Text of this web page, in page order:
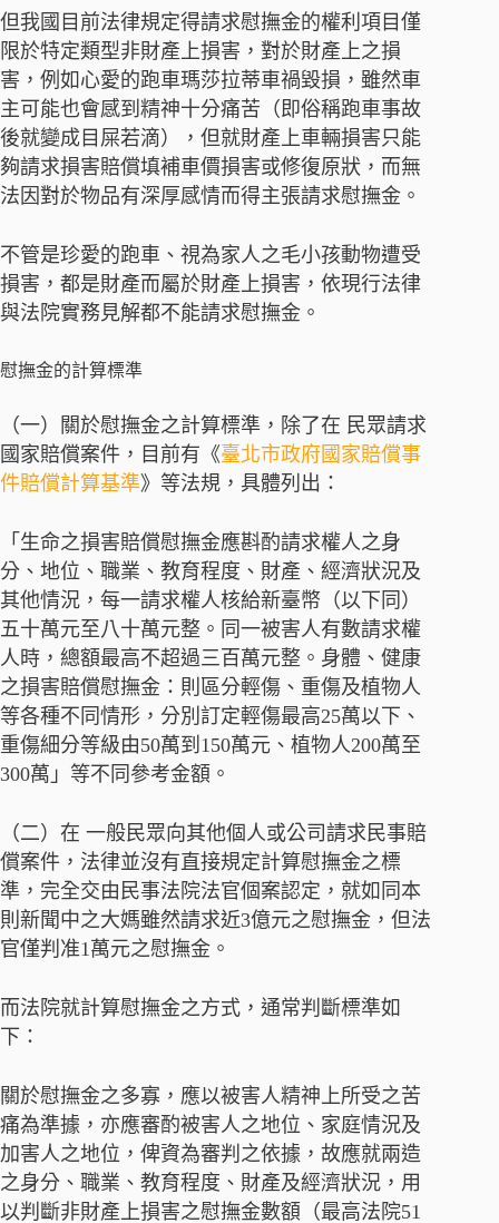
但我國目前法律規定得請求慰撫金的權利項目僅
限於特定類型非財產上損害，對於財產上之損
害，例如心愛的跑車瑪莎拉蒂車禍毀損，雖然車
主可能也會感到精神十分痛苦（即俗稱跑車事故
後就變成目屎若滴），但就財產上車輛損害只能
夠請求損害賠償填補車價損害或修復原狀，而無
法因對於物品有深厚感情而得主張請求慰撫金。
不管是珍愛的跑車、視為家人之毛小孩動物遭受
損害，都是財產而屬於財產上損害，依現行法律
與法院實務見解都不能請求慰撫金。
慰撫金的計算標準
（一）關於慰撫金之計算標準，除了在 民眾請求
國家賠償案件，目前有《臺北市政府國家賠償事
件賠償計算基準》等法規，具體列出：
「生命之損害賠償慰撫金應斟酌請求權人之身
分、地位、職業、教育程度、財產、經濟狀況及
其他情況，每一請求權人核給新臺幣（以下同）
五十萬元至八十萬元整。同一被害人有數請求權
人時，總額最高不超過三百萬元整。身體、健康
之損害賠償慰撫金：則區分輕傷、重傷及植物人
等各種不同情形，分別訂定輕傷最高25萬以下、
重傷細分等級由50萬到150萬元、植物人200萬至
300萬」等不同參考金額。
（二）在 一般民眾向其他個人或公司請求民事賠
償案件，法律並沒有直接規定計算慰撫金之標
準，完全交由民事法院法官個案認定，就如同本
則新聞中之大媽雖然請求近3億元之慰撫金，但法
官僅判准1萬元之慰撫金。
而法院就計算慰撫金之方式，通常判斷標準如
下：
關於慰撫金之多寡，應以被害人精神上所受之苦
痛為準據，亦應審酌被害人之地位、家庭情況及
加害人之地位，俾資為審判之依據，故應就兩造
之身分、職業、教育程度、財產及經濟狀況，用
以判斷非財產上損害之慰撫金數額（最高法院51